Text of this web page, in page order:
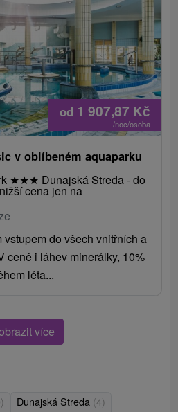
od 1 907,87 Kč
/noc/osoba
v oblíbeném aquaparku
★★★ Dunajská Streda - do
cena jen na
vstupem do všech vnitřních a
ceně i láhev minerálky, 10%
léta...
více
Dunajská Streda (4)